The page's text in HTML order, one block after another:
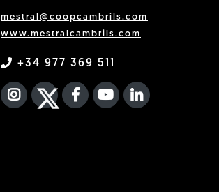
mestral@coopcambrils.com
www.mestralcambrils.com
+34 977 369 511
INSTAGRAM
TWITTER
FACEBOOK F
YOUTUBE
FA